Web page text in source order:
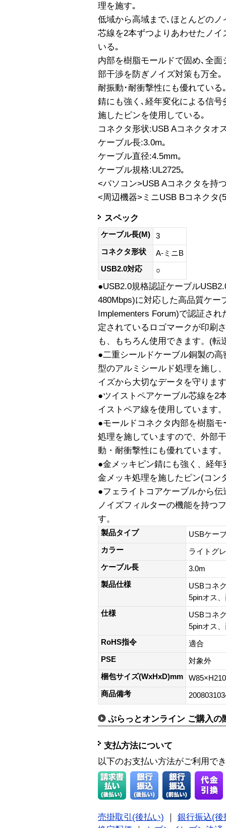
理を施す｡
低域から高域まで､ほとんどの
芯線を2本ずつよりあわせたノ
いる｡
内部を樹脂モールドで固め､全
部干渉を防ぎノイズ対策も万全｡
耐振動･耐衝撃性にも優れている
錆にも強く､経年変化による信
施したピンを使用している｡
コネクタ形状:USB Aコネクタオ
ケーブル長:3.0m｡
ケーブル直径:4.5mm｡
ケーブル規格:UL2725｡
<パソコン>USB Aコネクタを持
<周辺機器>ミニUSB Bコネクタ
スペック
ケーブル長(M)
3
コネクタ形状
A-ミニB
USB2.0対応
○
●USB2.0規格認証ケーブル
480Mbps)に対応した高品質ケー
Implementers Forum)で認証さ
定されているロゴマークが印刷
も、もちろん使用できます。(転
●二重シールドケーブル銅製の
型のアルミシールド処理を施し
イズから大切なデータを守りま
●ツイストペアケーブル芯線を2
イストペア線を使用しています。
●モールドコネクタ内部を樹脂
処理を施していますので、外部
動・耐衝撃性にも優れています。
●金メッキピン錆にも強く、経
金メッキ処理を施したピン(コン
●フェライトコアケーブルから
ノイズフィルターの機能を持つ
す。
製品タイプ
USBケー
カラー
ライトグ
ケーブル長
3.0m
製品仕様
USBコネ
5pinオス
仕様
USBコネ
5pinオス
RoHS指令
適合
PSE
対象外
梱包サイズ(WxHxD)mm
商品備考
ぷらっとオンライン ご購入の
支払方法について
以下のお支払い方法がご利用で
売掛取引(後払い) ｜ 銀行振込(後